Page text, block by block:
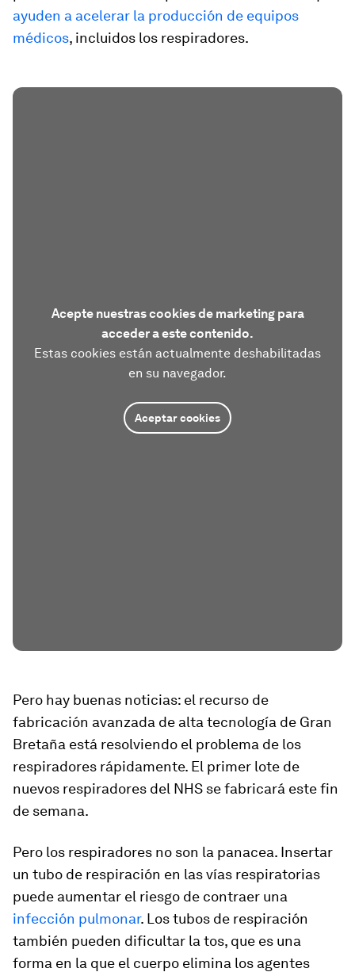
ayuden a acelerar la producción de equipos
médicos, incluidos los respiradores.
Acepte nuestras cookies de marketing para
acceder a este contenido.
Estas cookies están actualmente deshabilitadas
en su navegador.
Aceptar cookies
Pero hay buenas noticias: el recurso de
fabricación avanzada de alta tecnología de Gran
Bretaña está resolviendo el problema de los
respiradores rápidamente. El primer lote de
nuevos respiradores del NHS se fabricará este fin
de semana.
Pero los respiradores no son la panacea. Insertar
un tubo de respiración en las vías respiratorias
puede aumentar el riesgo de contraer una
infección pulmonar. Los tubos de respiración
también pueden dificultar la tos, que es una
forma en la que el cuerpo elimina los agentes